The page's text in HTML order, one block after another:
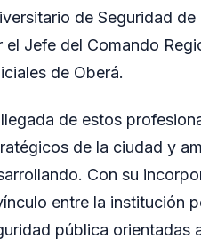
de Seguridad
el Jefe del Comando
de Oberá.
de estos
de la ciudad y
Con su
entre la institución
pública orientadas